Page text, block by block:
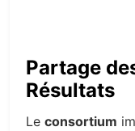
Partage
Résultats
Le consortium